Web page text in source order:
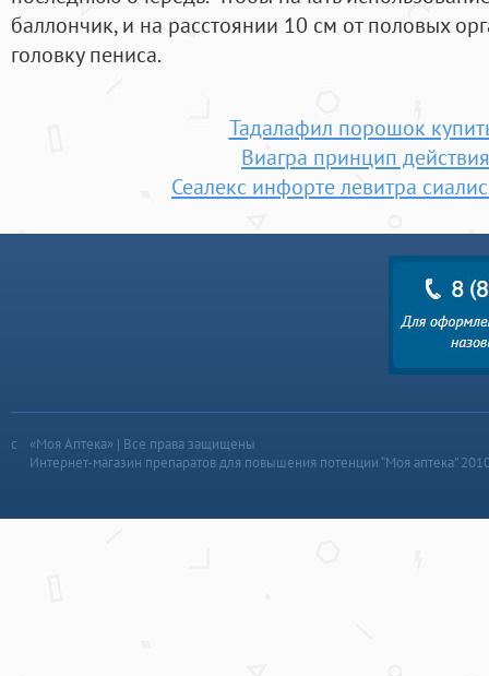
баллончик, и на расстоянии 10 см от половых
головку пениса.
Тадалафил порошок
Виагра принцип
Сеалекс инфорте левитра
«Моя Аптека» | Все права защищены
Интернет-магазин препаратов для повышения потенции “Моя аптека”